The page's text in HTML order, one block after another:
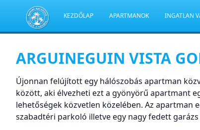
KEZDŐLAP APARTMANOK INGATLAN
ARGUINEGUIN VISTA
Újonnan felújított egy hálószobás apartman
között, aki élvezheti ezt a gyönyörű apartmant
lehetőségek közvetlen közelében. Az apartman
szabadtéri parkoló illetve egy nagy fedett